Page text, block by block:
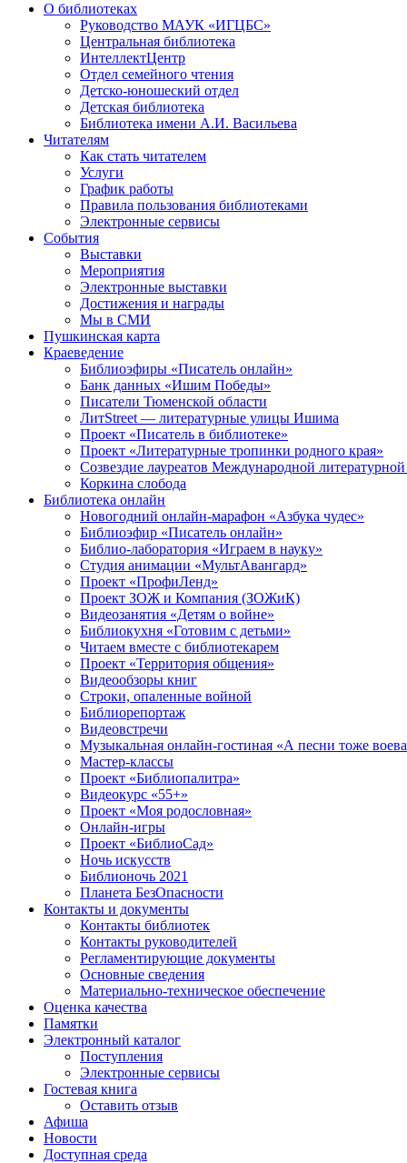
О библиотеках
Руководство МАУК «ИГЦБС»
Центральная библиотека
ИнтеллектЦентр
Отдел семейного чтения
Детско-юношеский отдел
Детская библиотека
Библиотека имени А.И. Васильева
Читателям
Как стать читателем
Услуги
График работы
Правила пользования библиотеками
Электронные сервисы
События
Выставки
Мероприятия
Электронные выставки
Достижения и награды
Мы в СМИ
Пушкинская карта
Краеведение
Библиоэфиры «Писатель онлайн»
Банк данных «Ишим Победы»
Писатели Тюменской области
ЛитStreet — литературные улицы Ишима
Проект «Писатель в библиотеке»
Проект «Литературные тропинки родного края»
Созвездие лауреатов Международной
Коркина слобода
Библиотека онлайн
Новогодний онлайн-марафон «Азбука чудес»
Библиоэфир «Писатель онлайн»
Библио-лаборатория «Играем в науку»
Студия анимации «МультАвангард»
Проект «ПрофиЛенд»
Проект ЗОЖ и Компания (ЗОЖиК)
Видеозанятия «Детям о войне»
Библиокухня «Готовим с детьми»
Читаем вместе с библиотекарем
Проект «Территория общения»
Видеообзоры книг
Строки, опаленные войной
Библиорепортаж
Видеовстречи
Музыкальная онлайн-гостиная «А песни тоже
Мастер-классы
Проект «Библиопалитра»
Видеокурс «55+»
Проект «Моя родословная»
Онлайн-игры
Проект «БиблиоСад»
Ночь искусств
Библионочь 2021
Планета БезОпасности
Контакты и документы
Контакты библиотек
Контакты руководителей
Регламентирующие документы
Основные сведения
Материально-техническое обеспечение
Оценка качества
Памятки
Электронный каталог
Поступления
Электронные сервисы
Гостевая книга
Оставить отзыв
Афиша
Новости
Доступная среда